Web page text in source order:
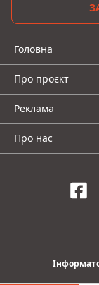
Головна
Про проєкт
Реклама
Про нас